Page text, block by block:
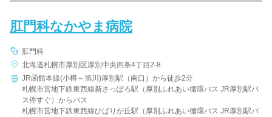
肛門科なかやま病院
肛門科
北海道札幌市厚別区厚別中央四条4丁目2-8
JR函館本線(小樽～旭川)厚別駅（南口）から徒歩2分
札幌市営地下鉄東西線新さっぽろ駅（厚別ふれあい循環バス JR厚別駅バ
ス停すぐ）からバス
札幌市営地下鉄東西線ひばりが丘駅（厚別ふれあい循環バス JR厚別駅バ